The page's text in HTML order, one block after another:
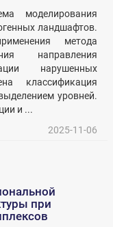
моделирования
ландшафтов.
метода
направления
нарушенных
классификация
уровней.
и ...
2025-11-06
при